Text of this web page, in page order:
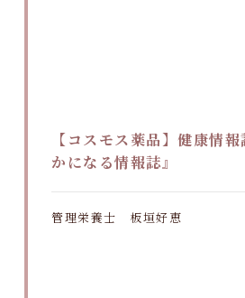
【コスモス薬品】健康情
かになる情報誌』
管理栄養士 板垣好恵